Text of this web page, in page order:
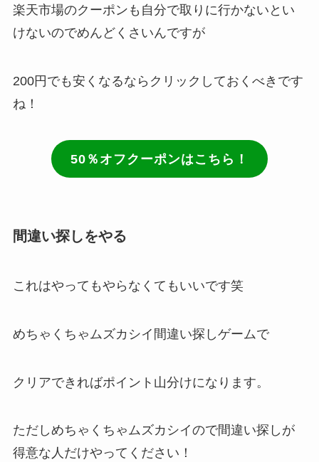
楽天市場のクーポンも自分で取りに行かないとい
けないのでめんどくさいんですが
200円でも安くなるならクリックしておくべきです
ね！
50％オフクーポンはこちら！
間違い探しをやる
これはやってもやらなくてもいいです笑
めちゃくちゃムズカシイ間違い探しゲームで
クリアできればポイント山分けになります。
ただしめちゃくちゃムズカシイので間違い探しが
得意な人だけやってください！